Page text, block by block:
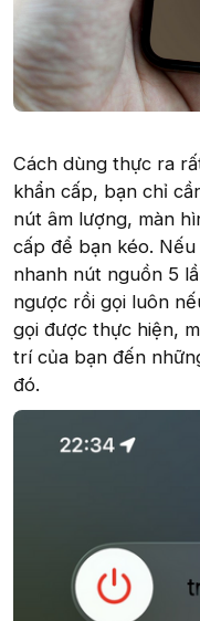
Cách dùng thực ra
khẩn cấp, bạn chỉ
nút âm lượng, màn
cấp để bạn kéo.
nhanh nút nguồn 5
ngược rồi gọi luôn
gọi được thực hiện,
trí của bạn đến
đó.